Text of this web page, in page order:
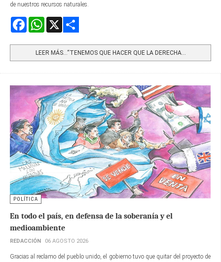
de nuestros recursos naturales.
FacebookWhatsApp
LEER MÁS…“TENEMOS QUE HACER QUE LA DERECHA...
POLÍTICA
En todo el país, en defensa de la soberanía y el
medioambiente
REDACCIÓN 06 AGOSTO 2026
Gracias al reclamo del pueblo unido, el gobierno tuvo que quitar del proyecto de